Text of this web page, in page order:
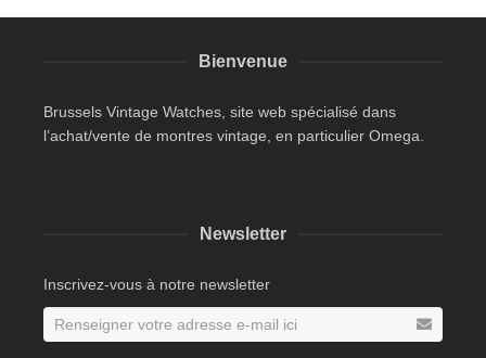
Bienvenue
Brussels Vintage Watches, site web spécialisé dans
l’achat/vente de montres vintage, en particulier Omega.
Newsletter
Inscrivez-vous à notre newsletter